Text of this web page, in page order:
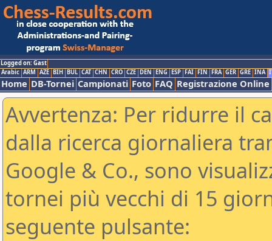
Logged on: Gast
Arabic ARM AZE BIH BUL CAT CHN CRO CZE DEN ENG ESP FAI FIN FRA GER GRE INA
Home DB-Tornei Campionati Foto FAQ Registrazione Online
Avvertenza: Per ridurre il
dalla ricerca giornaliera
Google & Co., sono
tornei più vecchi di 15
seguente pulsante: